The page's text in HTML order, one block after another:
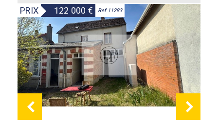
PRIX 122 000 € Ref 11283